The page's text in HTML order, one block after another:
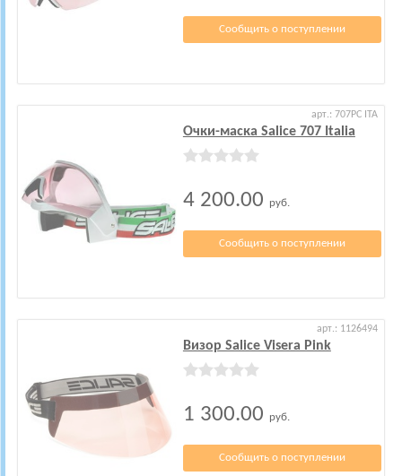
Сообщить о поступлении
арт.: 707PC ITA
Очки-маска Salice 707 Italia
4 200.00 руб.
Сообщить о поступлении
арт.: 1126494
Визор Salice Visera Pink
1 300.00 руб.
Сообщить о поступлении